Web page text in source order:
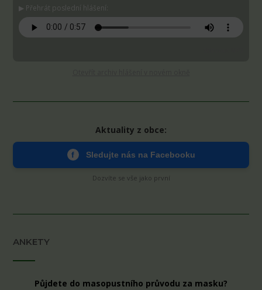
▶ Přehrát poslední hlášení:
Aktuality z obce:
f Sledujte nás na Facebooku
Dozvíte se vše jako první
ANKETY
Půjdete do masopustního průvodu za masku?